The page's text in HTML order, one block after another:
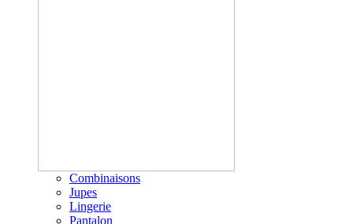
Combinaisons
Jupes
Lingerie
Pantalon